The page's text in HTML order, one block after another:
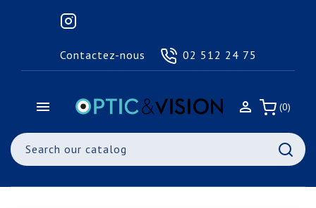
Contactez-nous 02 512 24 75
  (0)